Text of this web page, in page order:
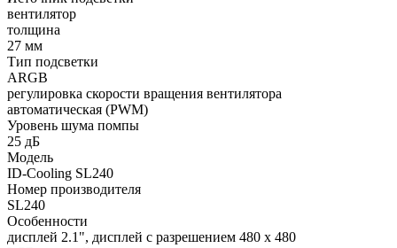
вентилятор
толщина
27 мм
Тип подсветки
ARGB
регулировка скорости вращения вентилятора
автоматическая (PWM)
Уровень шума помпы
25 дБ
Модель
ID-Cooling SL240
Номер производителя
SL240
Особенности
дисплей 2.1", дисплей с разрешением 480 х 480